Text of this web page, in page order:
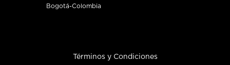
Bogotá-Colombia
Términos y Condiciones